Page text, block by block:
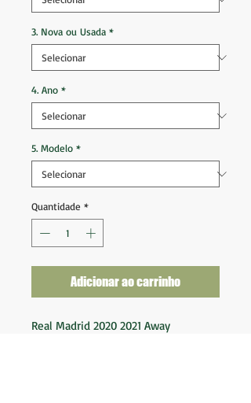
3. Nova ou Usada *
4. Ano *
5. Modelo *
Quantidade *
Adicionar ao carrinho
Real Madrid 2020 2021 Away